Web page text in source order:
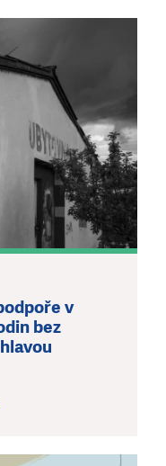
v
bez
neobejdeme se
rozhodnete pomoci
dárcem
pomoci vždy tam,
PRAVIDELNĚ